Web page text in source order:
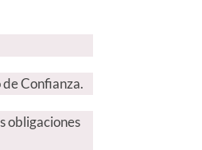
Confianza.
obligaciones